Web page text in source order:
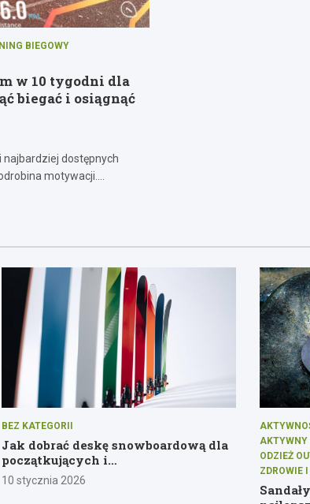
BIEGOWY
w 10 tygodni dla
biegać i osiągnąć
najbardziej dostępnych
motywacji.…
BEZ KATEGORII
Jak dobrać deskę snowboardową dla
początkujących i
średniozaawansowanych
10 stycznia 2026
AKTYWNY
ODZIEŻ
ZDROWIE